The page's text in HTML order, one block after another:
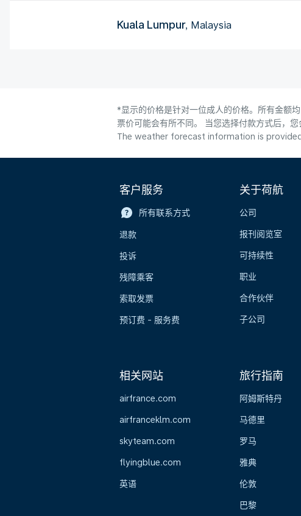
Kuala Lumpur, Malaysia
*显示的价格是针对一位成人的价格。所有金额
票价可能会有所不同。 当您选择付款方式后，您
The weather forecast information is
客户服务
所有联系方式
退款
投诉
残障乘客
索取发票
预订费 - 服务费
关于荷航
公司
报刊阅览室
可持续性
职业
合作伙伴
子公司
相关网站
airfrance.com
airfranceklm.com
skyteam.com
flyingblue.com
英语
旅行指南
阿姆斯特丹
马德里
罗马
雅典
伦敦
巴黎